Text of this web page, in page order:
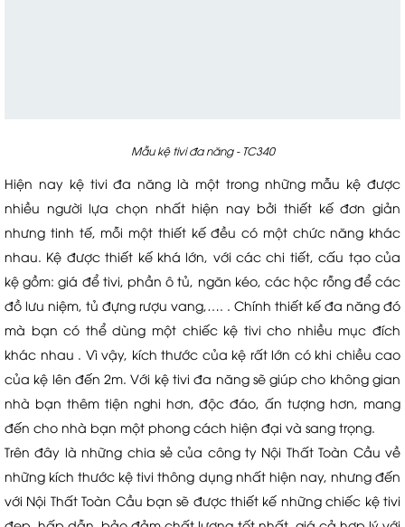
Mẫu kệ tivi đa năng - TC340
Hiện nay kệ tivi đa năng là một trong những mẫu kệ được
nhiều người lựa chọn nhất hiện nay bởi thiết kế đơn giản
nhưng tinh tế, mỗi một thiết kế đều có một chức năng khác
nhau. Kệ được thiết kế khá lớn, với các chi tiết, cấu tạo của
kệ gồm: giá để tivi, phần ô tủ, ngăn kéo, các hộc rỗng để các
đồ lưu niệm, tủ đựng rượu vang,…. . Chính thiết kế đa năng đó
mà bạn có thể dùng một chiếc kệ tivi cho nhiều mục đích
khác nhau . Vì vậy, kích thước của kệ rất lớn có khi chiều cao
của kệ lên đến 2m. Với kệ tivi đa năng sẽ giúp cho không gian
nhà bạn thêm tiện nghi hơn, độc đáo, ấn tượng hơn, mang
đến cho nhà bạn một phong cách hiện đại và sang trọng.
Trên đây là những chia sẻ của công ty Nội Thất Toàn Cầu về
những kích thước kệ tivi thông dụng nhất hiện nay, nhưng đến
với Nội Thất Toàn Cầu bạn sẽ được thiết kế những chiếc kệ tivi